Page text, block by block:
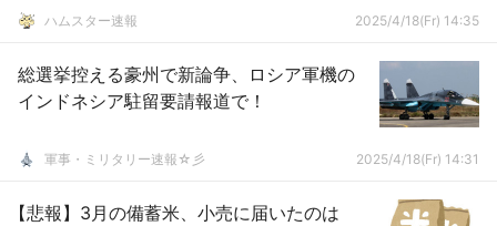
ハムスター速報 2025/4/18(Fr) 14:35
総選挙控える豪州で新論争、ロシア軍機の
インドネシア駐留要請報道で！
軍事・ミリタリー速報☆彡 2025/4/18(Fr) 14:31
【悲報】3月の備蓄米、小売に届いたのは